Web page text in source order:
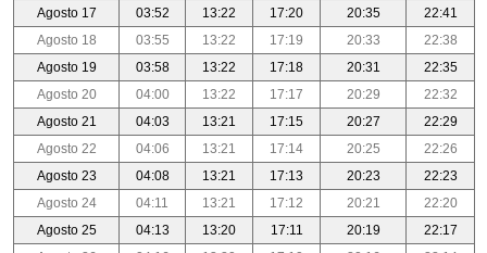
Agosto 17
03:52 13:22 17:20 20:35
22:41
Agosto 18
03:55 13:22 17:19 20:33
22:38
Agosto 19
03:58 13:22 17:18 20:31
22:35
Agosto 20
04:00 13:22 17:17 20:29
22:32
Agosto 21
04:03 13:21 17:15 20:27
22:29
Agosto 22
04:06 13:21 17:14 20:25
22:26
Agosto 23
04:08 13:21 17:13 20:23
22:23
Agosto 24
04:11 13:21 17:12 20:21
22:20
Agosto 25
04:13 13:20 17:11 20:19
22:17